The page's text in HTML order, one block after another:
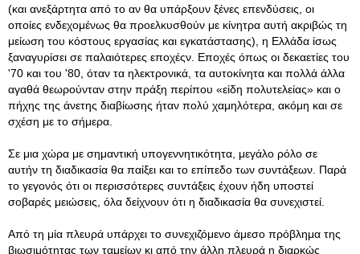
(και ανεξάρτητα από το αν θα υπάρξουν ξένες επενδύσεις, οι
οποίες ενδεχομένως θα προελκυσθούν με κίνητρα αυτή ακριβώς τη
μείωση του κόστους εργασίας και εγκατάστασης), η Ελλάδα ίσως
ξαναγυρίσει σε παλαιότερες εποχέςν. Εποχές όπως οι δεκαετίες του
'70 και του '80, όταν τα ηλεκτρονικά, τα αυτοκίνητα και πολλά άλλα
αγαθά θεωρούνταν στην πράξη περίπου «είδη πολυτελείας» και ο
πήχης της άνετης διαβίωσης ήταν πολύ χαμηλότερα, ακόμη και σε
σχέση με το σήμερα.
Σε μια χώρα με σημαντική υπογεννητικότητα, μεγάλο ρόλο σε
αυτήν τη διαδικασία θα παίξει και το επίπεδο των συντάξεων. Παρά
το γεγονός ότι οι περισσότερες συντάξεις έχουν ήδη υποστεί
σοβαρές μειώσεις, όλα δείχνουν ότι η διαδικασία θα συνεχιστεί.
Από τη μία πλευρά υπάρχει το συνεχιζόμενο άμεσο πρόβλημα της
βιωσιμότητας των ταμείων κι από την άλλη πλευρά η διαρκώς